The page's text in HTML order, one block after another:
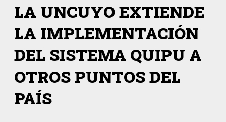
LA UNCUYO EXTIENDE
LA IMPLEMENTACIÓN
DEL SISTEMA QUIPU A
OTROS PUNTOS DEL
PAÍS